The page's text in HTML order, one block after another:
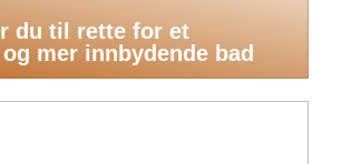
du til rette for et
mer innbydende bad